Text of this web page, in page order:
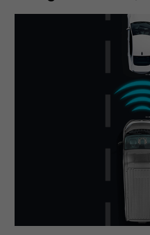
estrada serão
detetadas pelo novo
Ducato e, se necessário,